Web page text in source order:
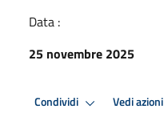
Data :
25 novembre 2025
Condividi Vedi azioni